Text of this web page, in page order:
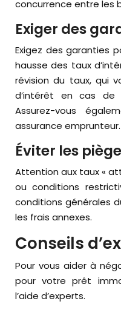
concurrence entre les
Exiger des
Exigez des garanties
hausse des taux
révision du taux, qui
d’intérêt en cas de
Assurez-vous
assurance emprunteur.
Éviter les
Attention aux taux «
ou conditions
conditions générales
les frais annexes.
Conseils
Pour vous aider à
pour votre prêt
l’aide d’experts.